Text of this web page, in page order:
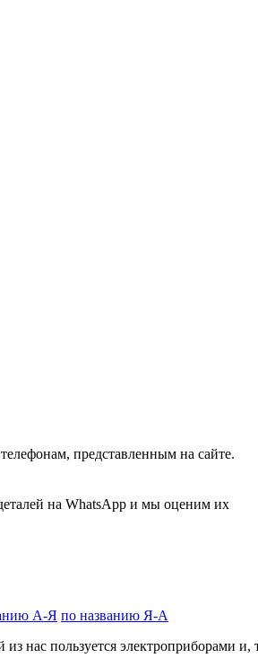
представленным на сайте.
на WhatsApp и мы оценим их
А-Я по названию Я-А
нас пользуется электроприборами и,